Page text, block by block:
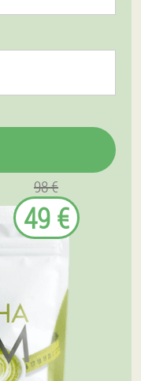
98 €
49 €